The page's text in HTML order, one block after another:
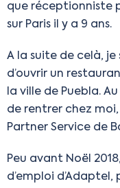
que réceptionniste
sur Paris il y a 9 ans.
A la suite de celà,
d’ouvrir un
la ville de Puebla.
de rentrer chez moi,
Partner Service de
Peu avant Noël
d’emploi